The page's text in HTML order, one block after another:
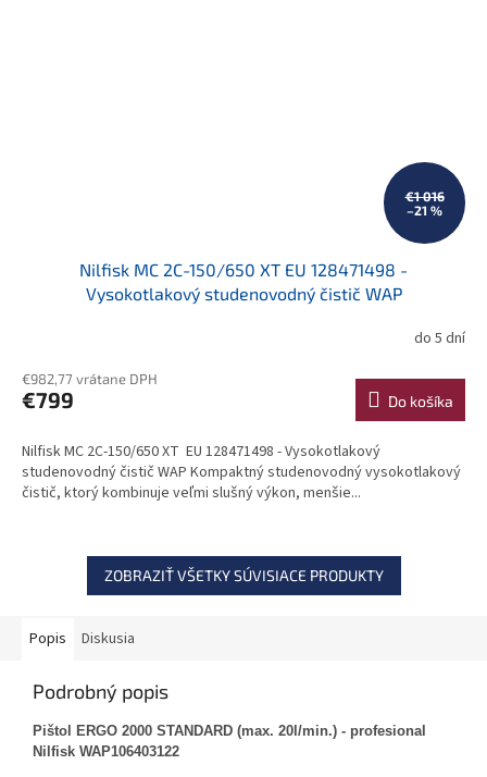
€1 016
–21 %
Nilfisk MC 2C-150/650 XT EU 128471498 -
Vysokotlakový studenovodný čistič WAP
do 5 dní
€982,77 vrátane DPH
€799 Do košíka
Nilfisk MC 2C-150/650 XT EU 128471498 - Vysokotlakový
studenovodný čistič WAP Kompaktný studenovodný vysokotlakový
čistič, ktorý kombinuje veľmi slušný výkon, menšie...
ZOBRAZIŤ VŠETKY SÚVISIACE PRODUKTY
Popis Diskusia
Podrobný popis
Pištol ERGO 2000 STANDARD (max. 20l/min.) - profesional
Nilfisk WAP106403122